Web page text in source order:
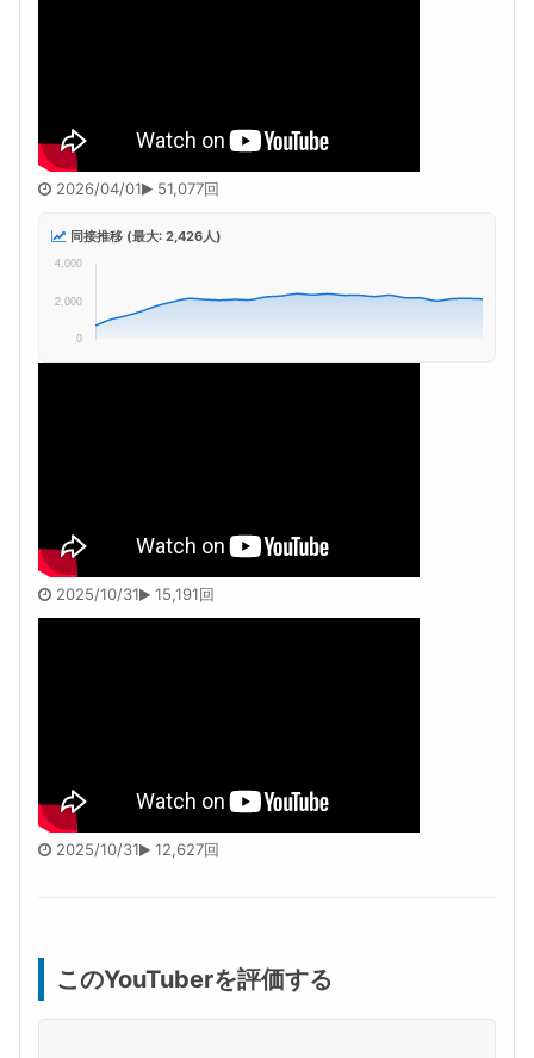
2026/04/01 51,077回
同接推移 (最大: 2,426人)
2025/10/31 15,191回
2025/10/31 12,627回
このYouTuberを評価する